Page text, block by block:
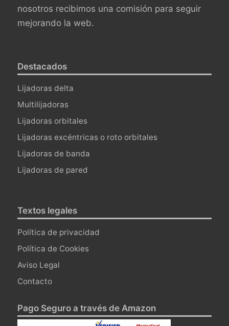
nosotros recibimos una comisión para seguir
mejorando la web.
Destacados
Lijadoras delta
Multilijadoras
Lijadoras orbitales
Lijadoras excéntricas o roto orbitales
Lijadoras de banda
Lijadoras de pared
Textos legales
Política de privacidad
Política de Cookies
Aviso Legal
Contacto
Pago Seguro a través de Amazon